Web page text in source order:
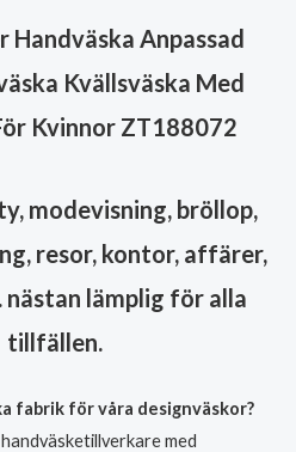
Handväska Anpassad
Kvällsväska Med
Kvinnor ZT188072
modevisning, bröllop,
resor, kontor, affärer,
nästan lämplig för alla
tillfällen.
fabrik för våra designväskor?
med